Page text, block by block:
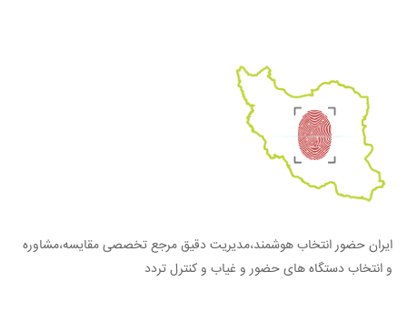
ایران حضور انتخاب هوشمند،مدیریت دقیق مرجع تخصصی مقایسه،مشاوره
و انتخاب دستگاه های حضور و غیاب و کنترل تردد